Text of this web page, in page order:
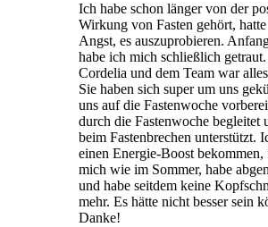
Ich habe schon länger von der
Wirkung von Fasten gehört,
Angst, es auszuprobieren.
habe ich mich schließlich
Cordelia und dem Team war
Sie haben sich super um uns
uns auf die Fastenwoche
durch die Fastenwoche begleitet
beim Fastenbrechen unterstützt.
einen Energie-Boost bekommen,
mich wie im Sommer, habe
und habe seitdem keine
mehr. Es hätte nicht besser sein
Danke!